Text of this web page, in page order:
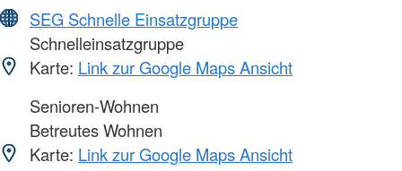
SEG Schnelle Einsatzgruppe
Schnelleinsatzgruppe
Karte: Link zur Google Maps Ansicht
Senioren-Wohnen
Betreutes Wohnen
Karte: Link zur Google Maps Ansicht